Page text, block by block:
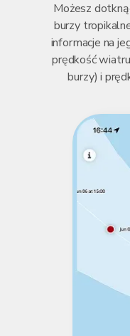
Możesz
burzy
informacje na
prędkość
burzy) i